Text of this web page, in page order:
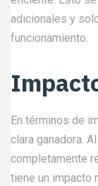
adicionales y
funcionamiento.
En términos de
clara ganadora.
completamente
tiene un impacto